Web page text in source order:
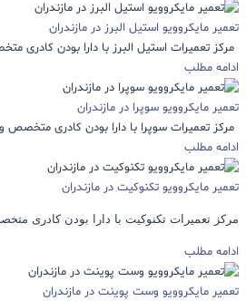
تعمیر مایکروویو استیل البرز در مازندران
مرکز تعمیرات استیل البرز با دارا بودن کادری
ادامه مطلب
تعمیر مایکروویو سوپرا در مازندران
مرکز تعمیرات سوپرا با دارا بودن کادری متخصص
ادامه مطلب
تعمیر مایکروویو تکنوکیت در مازندران
مرکز تعمیرات تکنوکیت با دارا بودن کادری
ادامه مطلب
تعمیر مایکروویو وست پوینت در مازندران